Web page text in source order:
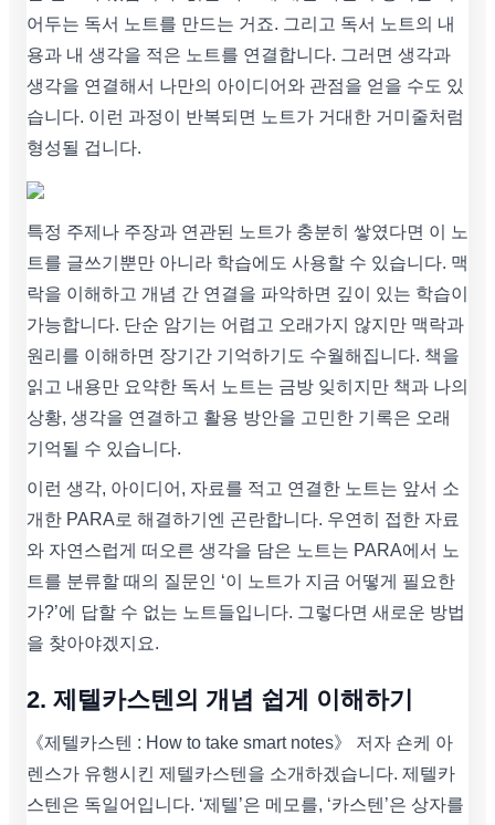
어두는 독서 노트를 만드는 거죠. 그리고 독서 노트의 내
용과 내 생각을 적은 노트를 연결합니다. 그러면 생각과
생각을 연결해서 나만의 아이디어와 관점을 얻을 수도 있
습니다. 이런 과정이 반복되면 노트가 거대한 거미줄처럼
형성될 겁니다.
특정 주제나 주장과 연관된 노트가 충분히 쌓였다면 이 노
트를 글쓰기뿐만 아니라 학습에도 사용할 수 있습니다. 맥
락을 이해하고 개념 간 연결을 파악하면 깊이 있는 학습이
가능합니다. 단순 암기는 어렵고 오래가지 않지만 맥락과
원리를 이해하면 장기간 기억하기도 수월해집니다. 책을
읽고 내용만 요약한 독서 노트는 금방 잊히지만 책과 나의
상황, 생각을 연결하고 활용 방안을 고민한 기록은 오래
기억될 수 있습니다.
이런 생각, 아이디어, 자료를 적고 연결한 노트는 앞서 소
개한 PARA로 해결하기엔 곤란합니다. 우연히 접한 자료
와 자연스럽게 떠오른 생각을 담은 노트는 PARA에서 노
트를 분류할 때의 질문인 ‘이 노트가 지금 어떻게 필요한
가?’에 답할 수 없는 노트들입니다. 그렇다면 새로운 방법
을 찾아야겠지요.
2. 제텔카스텐의 개념 쉽게 이해하기
《제텔카스텐 : How to take smart notes》 저자 숀케 아
렌스가 유행시킨 제텔카스텐을 소개하겠습니다. 제텔카
스텐은 독일어입니다. ‘제텔’은 메모를, ‘카스텐’은 상자를